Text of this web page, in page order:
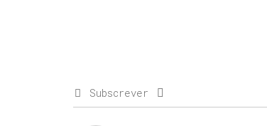
Subscrever